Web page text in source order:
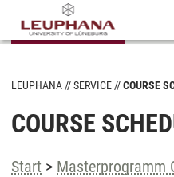
LEUPHANA SERVICE COURSE
COURSE
Start > Masterprogramm